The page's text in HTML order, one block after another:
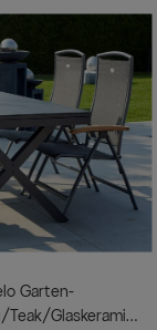
Glaskeramik,